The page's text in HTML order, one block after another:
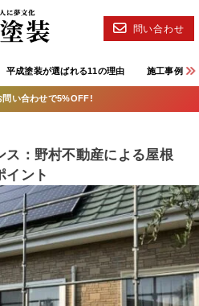
平成塗装が選ばれる11の理由 施工事例
問い合わせ
問い合わせで5%OFF!
ス：野村不動産による屋根
イント